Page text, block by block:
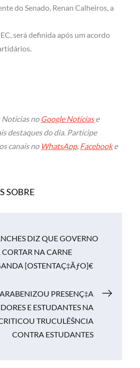
do Senado, Renan Calheiros, a
será definida após um acordo
Noticias no Google Notíciase
destaques do dia. Participe
canais no WhatsApp, Facebooke
SOBRE
DIZ QUE GOVERNO
CORTAR NA CARNE
[OSTENTAÇ‡ÃƒO]€
PRESENÇ‡A
E ESTUDANTES NA
TRUCULÊŠNCIA
CONTRA ESTUDANTES